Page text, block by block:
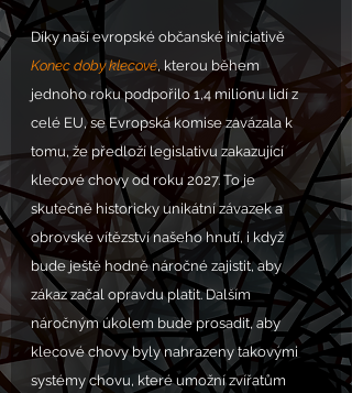
Díky naší evropské občanské iniciativě
Konec doby klecové, kterou během
jednoho roku podpořilo 1,4 milionu lidí z
celé EU, se Evropská komise zavázala k
tomu, že předloží legislativu zakazující
klecové chovy od roku 2027. To je
skutečně historicky unikátní závazek a
obrovské vítězství našeho hnutí, i když
bude ještě hodně náročné zajistit, aby
zákaz začal opravdu platit. Dalším
náročným úkolem bude prosadit, aby
klecové chovy byly nahrazeny takovými
systémy chovu, které umožní zvířatům